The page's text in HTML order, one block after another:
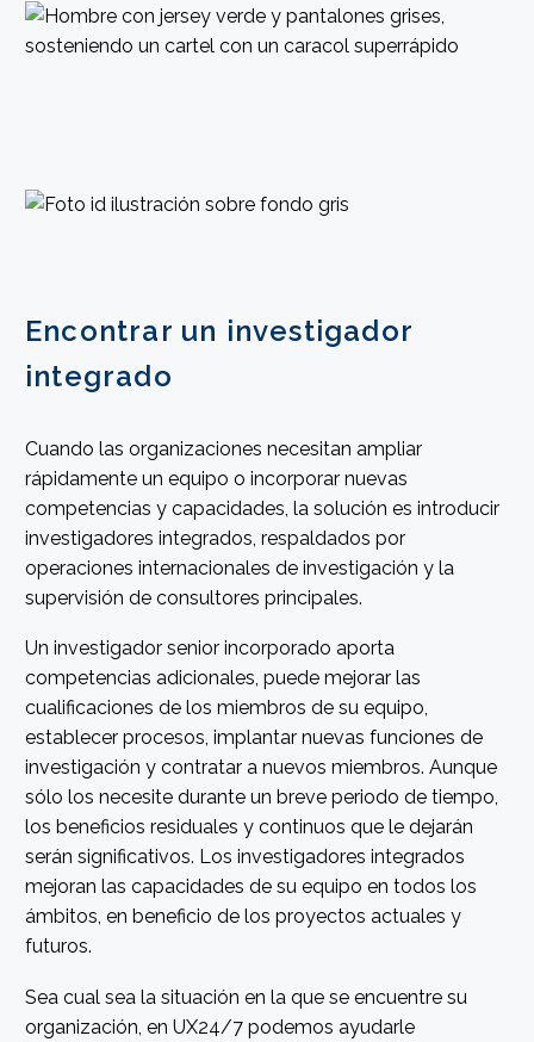
Encontrar un investigador
integrado
Cuando las organizaciones necesitan ampliar
rápidamente un equipo o incorporar nuevas
competencias y capacidades, la solución es introducir
investigadores integrados, respaldados por
operaciones internacionales de investigación y la
supervisión de consultores principales.
Un investigador senior incorporado aporta
competencias adicionales, puede mejorar las
cualificaciones de los miembros de su equipo,
establecer procesos, implantar nuevas funciones de
investigación y contratar a nuevos miembros. Aunque
sólo los necesite durante un breve periodo de tiempo,
los beneficios residuales y continuos que le dejarán
serán significativos. Los investigadores integrados
mejoran las capacidades de su equipo en todos los
ámbitos, en beneficio de los proyectos actuales y
futuros.
Sea cual sea la situación en la que se encuentre su
organización, en UX24/7 podemos ayudarle